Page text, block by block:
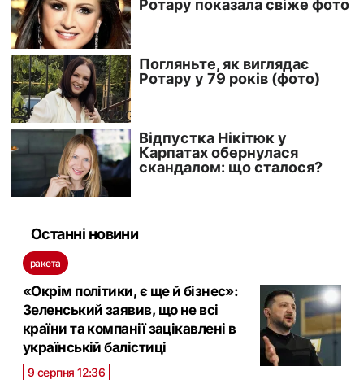
Останні новини
ракета
«Окрім політики, є ще й бізнес»:
Зеленський заявив, що не всі
країни та компанії зацікавлені в
українській балістиці
9 серпня 12:36